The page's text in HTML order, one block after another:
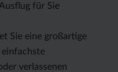
für Sie
Sie eine großartige
einfachste
verlassenen